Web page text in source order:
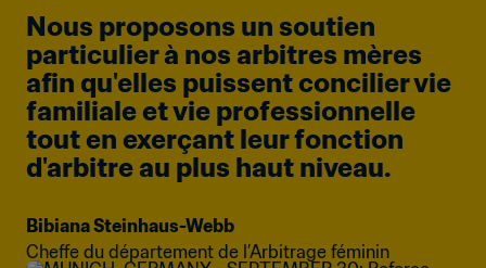
Nous proposons un soutien
particulier à nos arbitres mères
afin qu'elles puissent concilier vie
familiale et vie professionnelle
tout en exerçant leur fonction
d'arbitre au plus haut niveau.
Bibiana Steinhaus-Webb
Cheffe du département de l’Arbitrage féminin